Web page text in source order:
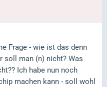
Frage - wie ist das denn
soll man (n) nicht? Was
Ich habe nun noch
machen kann - soll wohl